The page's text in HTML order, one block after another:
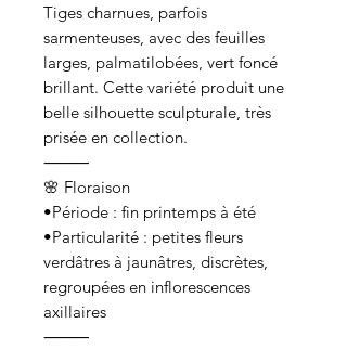
Tiges charnues, parfois
sarmenteuses, avec des feuilles
larges, palmatilobées, vert foncé
brillant. Cette variété produit une
belle silhouette sculpturale, très
prisée en collection.
⸻
🌸 Floraison
•Période : fin printemps à été
•Particularité : petites fleurs
verdâtres à jaunâtres, discrètes,
regroupées en inflorescences
axillaires
⸻